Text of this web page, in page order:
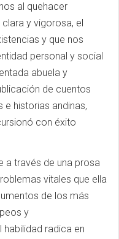
al quehacer
y vigorosa, el
y que nos
personal y social
abuela y
de cuentos
e historias andinas,
con éxito
a través de una prosa
vitales que ella
de los más
y
radica en